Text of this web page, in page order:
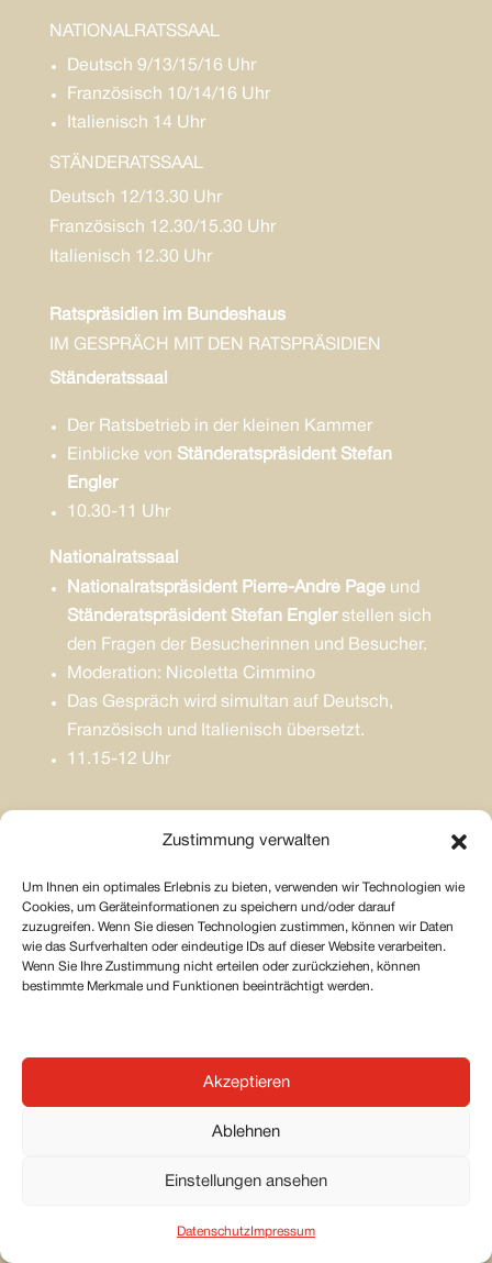
Zustimmung verwalten
Um Ihnen ein optimales Erlebnis zu bieten, verwenden wir Technologien wie
Cookies, um Geräteinformationen zu speichern und/oder darauf
zuzugreifen. Wenn Sie diesen Technologien zustimmen, können wir Daten
wie das Surfverhalten oder eindeutige IDs auf dieser Website verarbeiten.
Wenn Sie Ihre Zustimmung nicht erteilen oder zurückziehen, können
bestimmte Merkmale und Funktionen beeinträchtigt werden.
Akzeptieren
Ablehnen
Einstellungen ansehen
Datenschutz Impressum
NATIONALRATSSAAL
Deutsch 9/13/15/16 Uhr
Französisch 10/14/16 Uhr
Italienisch 14 Uhr
STÄNDERATSSAAL
Deutsch 12/13.30 Uhr
Französisch 12.30/15.30 Uhr
Italienisch 12.30 Uhr
Ratspräsidien im Bundeshaus
IM GESPRÄCH MIT DEN RATSPRÄSIDIEN
Ständeratssaal
Der Ratsbetrieb in der kleinen Kammer
Einblicke von Ständeratspräsident Stefan
Engler
10.30-11 Uhr
Nationalratssaal
Nationalratspräsident Pierre-André Pageund
Ständeratspräsident Stefan Englerstellen sich
den Fragen der Besucherinnen und Besucher.
Moderation: Nicoletta Cimmino
Das Gespräch wird simultan auf Deutsch,
Französisch und Italienisch übersetzt.
11.15-12 Uhr
10.30–16.30 UHR
Am Moneyverse-Stand auf dem Bundesplatz
dein Schätztalent unter Beweis stellen oder am
gewinnen. Lass dich überraschen. Wenn du tiefer